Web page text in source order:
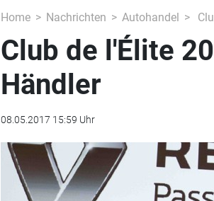
Home Nachrichten Autohandel
Club de l'Élite
Händler
08.05.2017 15:59 Uhr